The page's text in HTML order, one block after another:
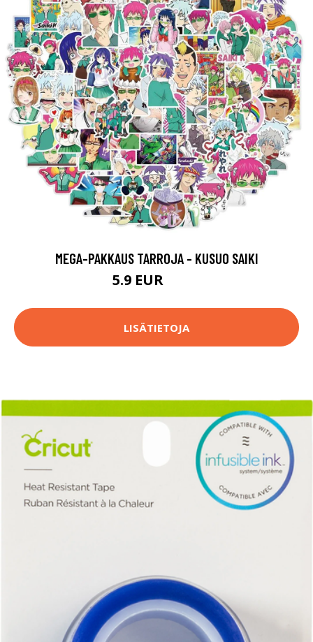
MEGA-PAKKAUS TARROJA - KUSUO SAIKI
5.9 EUR
LISÄTIETOJA